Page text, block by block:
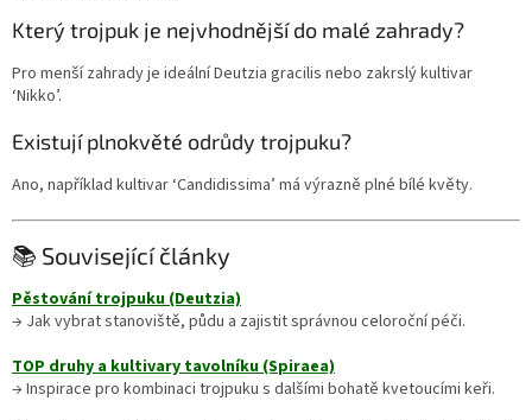
Který trojpuk je nejvhodnější do malé zahrady?
Pro menší zahrady je ideální Deutzia gracilis nebo zakrslý kultivar
‘Nikko’.
Existují plnokvěté odrůdy trojpuku?
Ano, například kultivar ‘Candidissima’ má výrazně plné bílé květy.
📚 Související články
Pěstování trojpuku (Deutzia)
→ Jak vybrat stanoviště, půdu a zajistit správnou celoroční péči.
TOP druhy a kultivary tavolníku (Spiraea)
→ Inspirace pro kombinaci trojpuku s dalšími bohatě kvetoucími keři.